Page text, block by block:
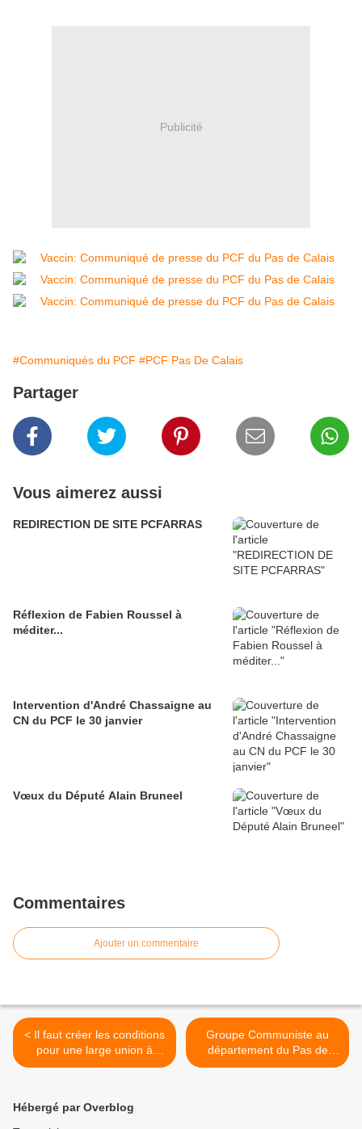
Publicité
#Communiqués du PCF #PCF Pas De Calais
Partager
Vous aimerez aussi
REDIRECTION DE SITE PCFARRAS
Réflexion de Fabien Roussel à
méditer...
Intervention d'André Chassaigne au
CN du PCF le 30 janvier
Vœux du Député Alain Bruneel
Commentaires
Ajouter un commentaire
< Il faut créer les conditions
pour une large union à
gauche aux élections
Groupe Communiste au
département du Pas de
Calais >
Hébergé par Overblog